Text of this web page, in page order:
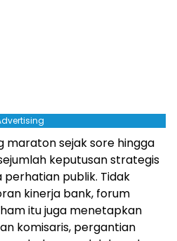
maraton sejak sore hingga
keputusan strategis
publik. Tidak
kinerja bank, forum
itu juga menetapkan
komisaris, pergantian